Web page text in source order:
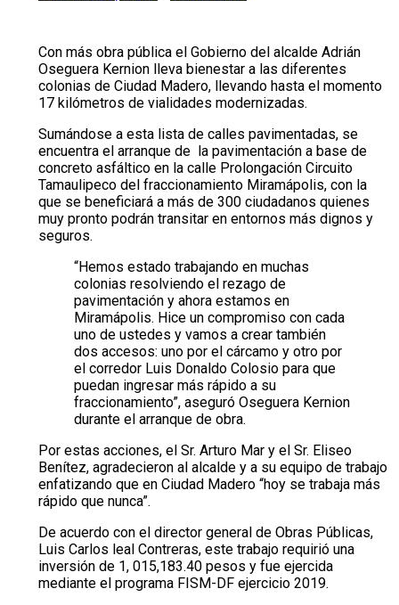
Con más obra pública el Gobierno del alcalde Adrián
Oseguera Kernion lleva bienestar a las diferentes
colonias de Ciudad Madero, llevando hasta el momento
17 kilómetros de vialidades modernizadas.
Sumándose a esta lista de calles pavimentadas, se
encuentra el arranque de la pavimentación a base de
concreto asfáltico en la calle Prolongación Circuito
Tamaulipeco del fraccionamiento Miramápolis, con la
que se beneficiará a más de 300 ciudadanos quienes
muy pronto podrán transitar en entornos más dignos y
seguros.
“Hemos estado trabajando en muchas
colonias resolviendo el rezago de
pavimentación y ahora estamos en
Miramápolis. Hice un compromiso con cada
uno de ustedes y vamos a crear también
dos accesos: uno por el cárcamo y otro por
el corredor Luis Donaldo Colosio para que
puedan ingresar más rápido a su
fraccionamiento”, aseguró Oseguera Kernion
durante el arranque de obra.
Por estas acciones, el Sr. Arturo Mar y el Sr. Eliseo
Benítez, agradecieron al alcalde y a su equipo de trabajo
enfatizando que en Ciudad Madero “hoy se trabaja más
rápido que nunca”.
De acuerdo con el director general de Obras Públicas,
Luis Carlos leal Contreras, este trabajo requirió una
inversión de 1, 015,183.40 pesos y fue ejercida
mediante el programa FISM-DF ejercicio 2019.